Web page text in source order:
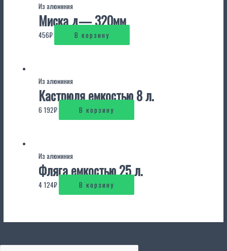
Из алюминия
Миска д— 320мм
456₽ В корзину
Из алюминия
Кастрюля емкостью 8 л.
6 192₽ В корзину
Из алюминия
Фляга емкостью 25 л.
4 124₽ В корзину